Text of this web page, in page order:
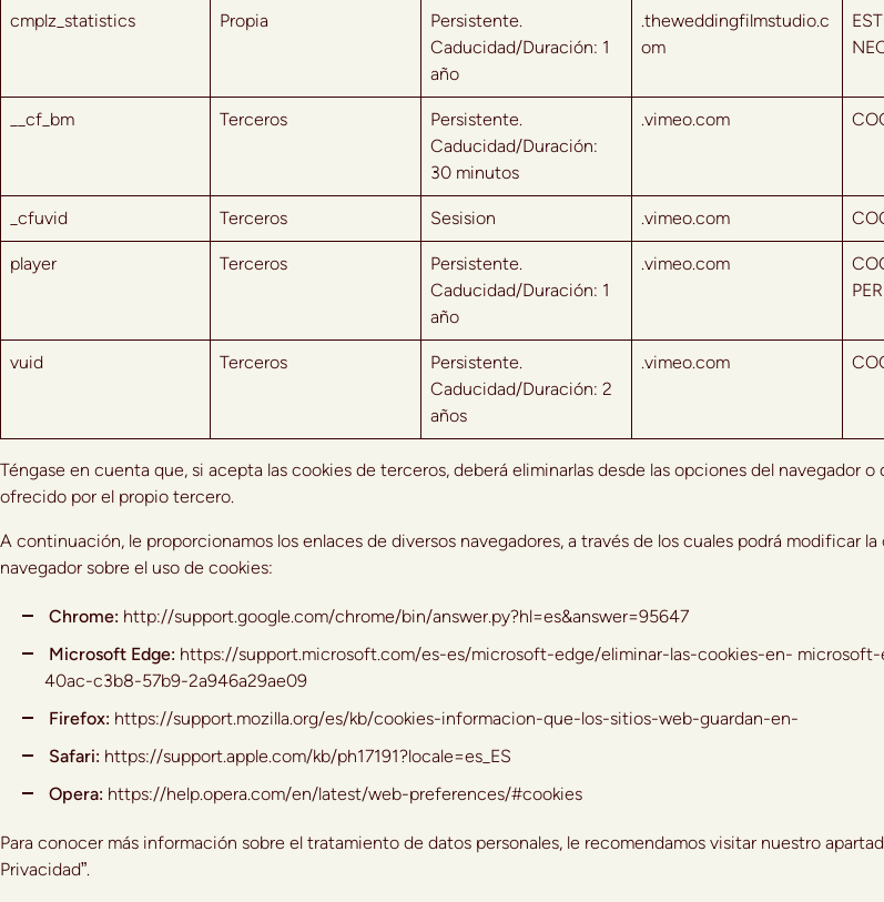
cmplz_statistics Propia
Persistente.
Caducidad/Duración: 1
año
.theweddingfilmstudio.c
om
__cf_bm Terceros
Persistente.
Caducidad/Duración:
30 minutos
.vimeo.com
_cfuvid Terceros Sesision .vimeo.com
player Terceros
Persistente.
Caducidad/Duración: 1
año
.vimeo.com
vuid Terceros
Persistente.
Caducidad/Duración: 2
años
.vimeo.com
Téngase en cuenta que, si acepta las cookies de terceros, deberá eliminarlas desde las opciones del navegador o
ofrecido por el propio tercero.
A continuación, le proporcionamos los enlaces de diversos navegadores, a través de los cuales podrá modificar
navegador sobre el uso de cookies:
Chrome: http://support.google.com/chrome/bin/answer.py?hl=es&answer=95647
Microsoft Edge: https://support.microsoft.com/es-es/microsoft-edge/eliminar-las-cookies-en-
40ac-c3b8-57b9-2a946a29ae09
Firefox: https://support.mozilla.org/es/kb/cookies-informacion-que-los-sitios-web-guardan-en-
Safari: https://support.apple.com/kb/ph17191?locale=es_ES
Opera: https://help.opera.com/en/latest/web-preferences/#cookies
Para conocer más información sobre el tratamiento de datos personales, le recomendamos visitar nuestro
Privacidad”.